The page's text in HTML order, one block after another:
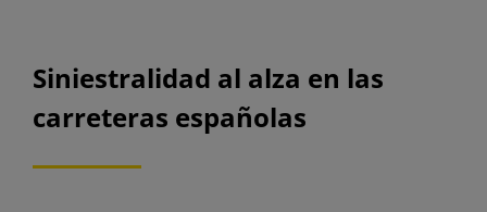
Siniestralidad al alza en las
carreteras españolas